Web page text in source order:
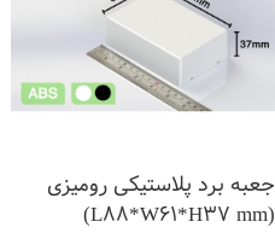
جعبه برد پلاستیکی رومیزی
(L88*W61*H37 mm)